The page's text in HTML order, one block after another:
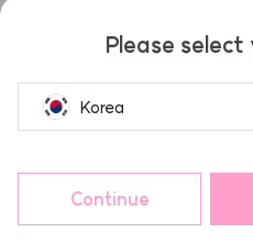
Please
Korea
Continue